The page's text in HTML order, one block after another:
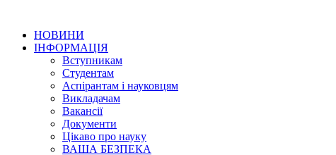
НОВИНИ
ІНФОРМАЦІЯ
Вступникам
Студентам
Аспірантам і науковцям
Викладачам
Вакансії
Документи
Цікаво про науку
ВАША БЕЗПЕКА